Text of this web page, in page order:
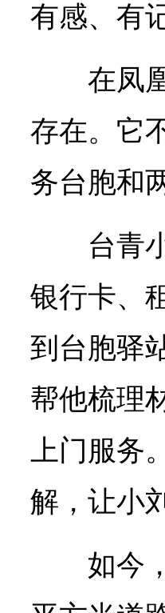
有感、有
在凤
存在。它
务台胞和
台青
银行卡、
到台胞驿
帮他梳理
上门服务
解，让小
如今